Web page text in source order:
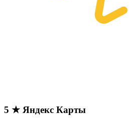
5 ★ Яндекс Карты​